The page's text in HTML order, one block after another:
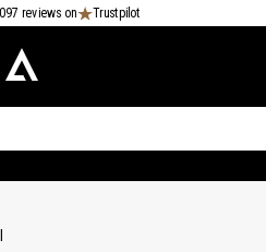
reviews on Trustpilot